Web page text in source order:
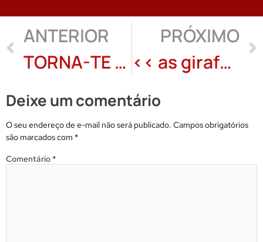
ANTERIOR
TORNA-TE – EDUARDO PETERS
PRÓXIMO
<< as girafas triunfarão ao final >> Jorge Xerxes
Deixe um comentário
O seu endereço de e-mail não será publicado. Campos obrigatórios
são marcados com *
Comentário *